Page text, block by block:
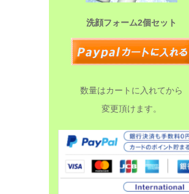
洗顔フォーム2個セット
数量はカートに入れてから
変更頂けます。